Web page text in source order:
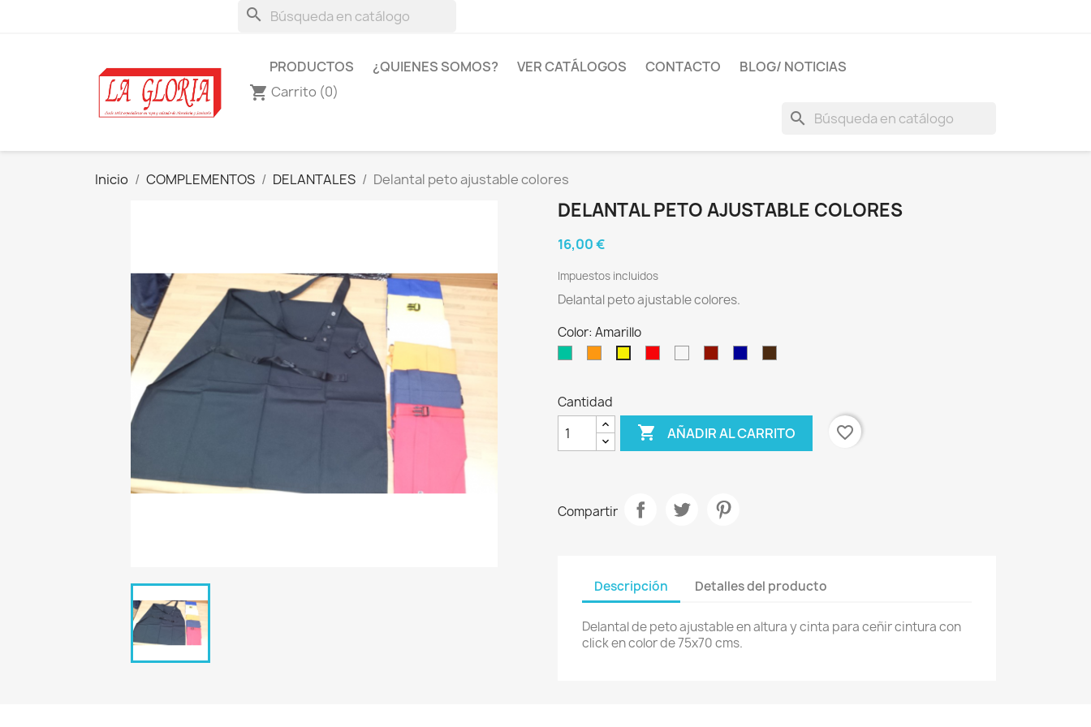
search
PRODUCTOS ¿QUIENES SOMOS? VER CATÁLOGOS CONTACTO BLOG/ NOTICIAS
shopping_cart Carrito (0)
search
Inicio COMPLEMENTOS DELANTALES Delantal peto ajustable colores
DELANTAL PETO AJUSTABLE COLORES
16,00 €
Impuestos incluidos
Delantal peto ajustable colores.
Color: Amarillo
Cantidad
 AÑADIR AL CARRITO favorite_border
Compartir
Descripción Detalles del producto
Delantal de peto ajustable en altura y cinta para ceñir cintura con
click en color de 75x70 cms.